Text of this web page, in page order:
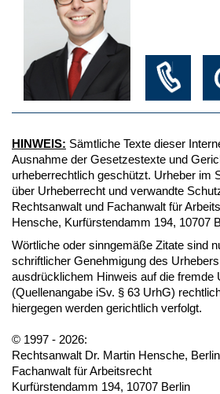
HINWEIS: Sämtliche Texte dieser
Ausnahme der Gesetzestexte und
urheberrechtlich geschützt. Urheber im
über Urheberrecht und verwandte
Rechtsanwalt und Fachanwalt für
Hensche, Kurfürstendamm 194, 10707
Wörtliche oder sinngemäße Zitate sind
schriftlicher Genehmigung des
ausdrücklichem Hinweis auf die fremde
(Quellenangabe iSv. § 63 UrhG)
hiergegen werden gerichtlich verfolgt.
© 1997 - 2026:
Rechtsanwalt Dr. Martin Hensche, Berlin
Fachanwalt für Arbeitsrecht
Kurfürstendamm 194, 10707 Berlin